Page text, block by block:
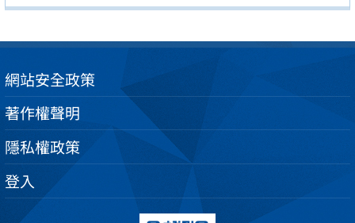
網站安全政策
著作權聲明
隱私權政策
登入